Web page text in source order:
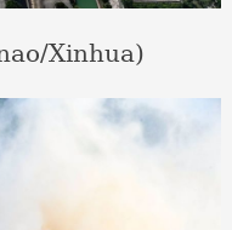
Xinhua)